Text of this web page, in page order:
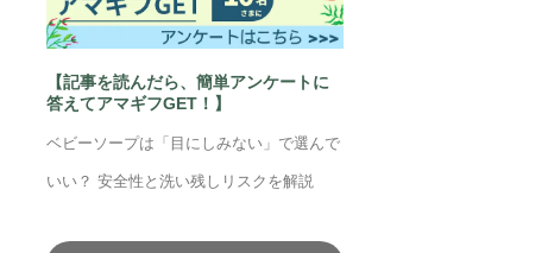
【記事を読んだら、簡単アンケートに
答えてアマギフGET！】
ベビーソープは「目にしみない」で選んで
いい？ 安全性と洗い残しリスクを解説